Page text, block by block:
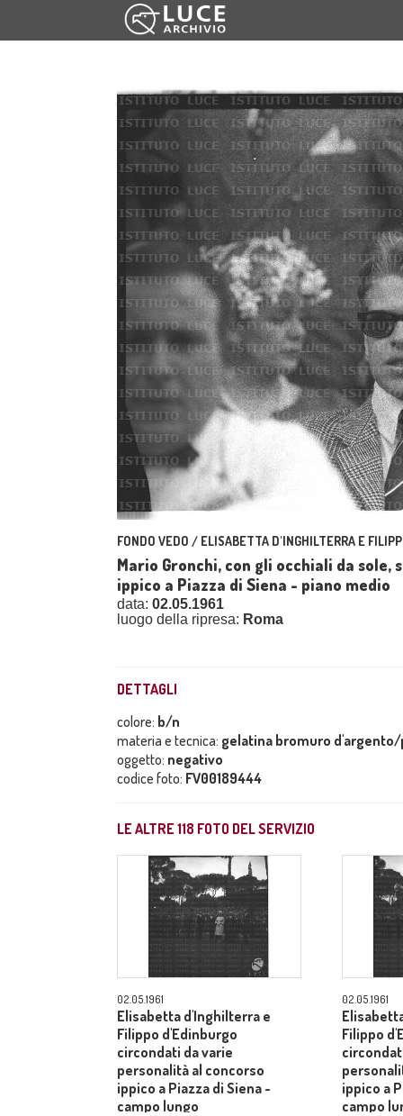
FONDO VEDO / ELISABETTA D'INGHILTERRA E
Mario Gronchi, con gli occhiali da
ippico a Piazza di Siena - piano medio
data: 02.05.1961
luogo della ripresa: Roma
DETTAGLI
colore: b/n
materia e tecnica: gelatina bromuro
oggetto: negativo
codice foto: FV00189444
LE ALTRE118 FOTO DEL SERVIZIO
02.05.1961
Elisabetta d'Inghilterra e
Filippo d'Edinburgo
circondati da varie
personalità al concorso
ippico a Piazza di Siena -
campo lungo
02.05.1961
Filippo
ippico a
campo